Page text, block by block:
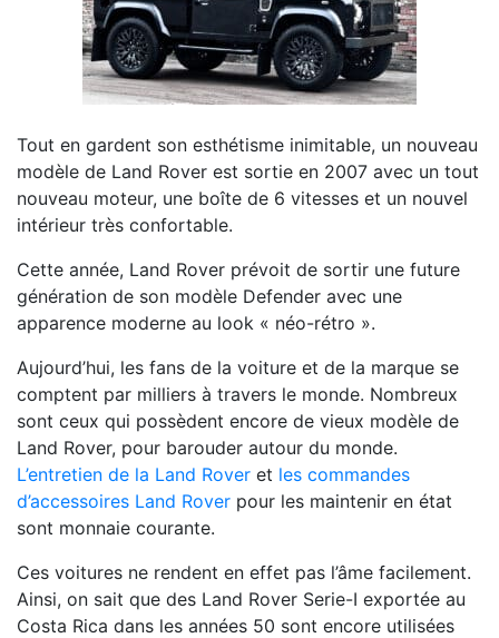
Tout en gardent son esthétisme inimitable, un nouveau
modèle de Land Rover est sortie en 2007 avec un tout
nouveau moteur, une boîte de 6 vitesses et un nouvel
intérieur très confortable.
Cette année, Land Rover prévoit de sortir une future
génération de son modèle Defender avec une
apparence moderne au look « néo-rétro ».
Aujourd’hui, les fans de la voiture et de la marque se
comptent par milliers à travers le monde. Nombreux
sont ceux qui possèdent encore de vieux modèle de
Land Rover, pour barouder autour du monde.
L’entretien de la Land Rover et les commandes
d’accessoires Land Rover pour les maintenir en état
sont monnaie courante.
Ces voitures ne rendent en effet pas l’âme facilement.
Ainsi, on sait que des Land Rover Serie-I exportée au
Costa Rica dans les années 50 sont encore utilisées